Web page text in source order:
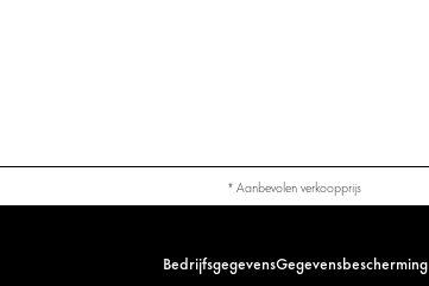
* Aanbevolen verkoopprijs
BedrijfsgegevensGegevensbescherming